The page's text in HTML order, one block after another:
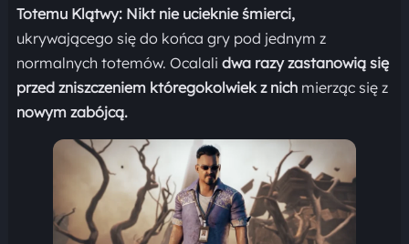
Totemu Klątwy: Nikt nie ucieknie śmierci,
ukrywającego się do końca gry pod jednym z
normalnych totemów. Ocalali dwa razy zastanowią się
przed zniszczeniem któregokolwiek z nich mierząc się z
nowym zabójcą.